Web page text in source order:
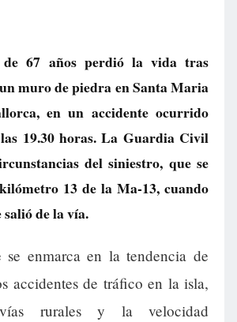
67 años perdió la vida tras
muro de piedra en Santa Maria
en un accidente ocurrido
19.30 horas. La Guardia Civil
del siniestro, que se
13 de la Ma-13, cuando
de la vía.
se enmarca en la tendencia de
accidentes de tráfico en la isla,
rurales y la velocidad